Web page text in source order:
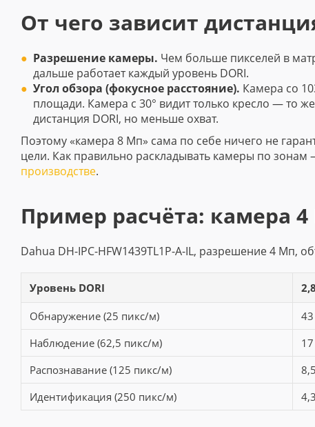
От чего зависит
Разрешение камеры. Чем больше пикселей в
дальше работает каждый уровень DORI.
Угол обзора (фокусное расстояние). Камера со
площади. Камера с 30° видит только кресло — то
дистанция DORI, но меньше охват.
Поэтому «камера 8 Мп» сама по себе ничего не
цели. Как правильно раскладывать камеры по зонам
производстве.
Пример расчёта: камера
Dahua DH-IPC-HFW1439TL1P-A-IL, разрешение 4 Мп,
Уровень DORI
Обнаружение (25 пикс/м)
Наблюдение (62,5 пикс/м)
Распознавание (125 пикс/м)
Идентификация (250 пикс/м)